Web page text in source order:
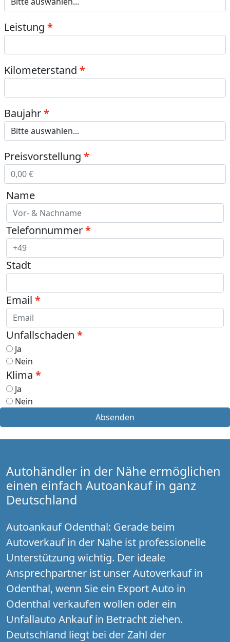
Leistung
Kilometerstand
Baujahr
Preisvorstellung
Name
Telefonnummer
Stadt
Email
Unfallschaden
Ja
Nein
Klima
Ja
Nein
Absenden
Autohändler in der Nähe ermöglichen
einen einfach Autoankauf in ganz
Deutschland
Autoankauf Odenthal: Gerade beim
Autoverkauf in der Nähe ist professionelle
Unterstützung wichtig. Der ideale
Ansprechpartner ist unser Autoverkauf in
Odenthal, wenn Sie ein Export Auto in
Odenthal verkaufen wollen oder ein
Unfallauto Ankauf in Betracht ziehen.
Deutschland liegt bei der Zahl der